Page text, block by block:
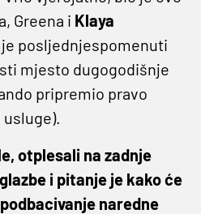
Greena i Klaya
je posljednjespomenuti
mjesto dugogodišnje
pripremio pravo
otplesali na zadnje
i pitanje je kako će
naredne